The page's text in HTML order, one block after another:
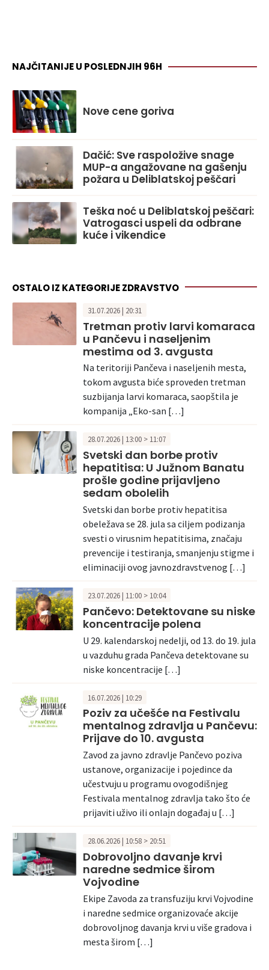
NAJČITANIJE U POSLEDNJIH 96H
Nove cene goriva
Dačić: Sve raspoložive snage
MUP-a angažovane na gašenju
požara u Deliblatskoj peščari
Teška noć u Deliblatskoj peščari:
Vatrogasci uspeli da odbrane
kuće i vikendice
OSTALO IZ KATEGORIJE ZDRAVSTVO
31.07.2026 | 20:31
Tretman protiv larvi komaraca
u Pančevu i naseljenim
mestima od 3. avgusta
Na teritoriji Pančeva i naseljenih mesta,
tokom avgusta biće sproveden tretman
suzbijanja larvi komaraca, saopštila je
kompanija „Eko-san […]
28.07.2026 | 13:00 > 11:07
Svetski dan borbe protiv
hepatitisa: U Južnom Banatu
prošle godine prijavljeno
sedam obolelih
Svetski dan borbe protiv hepatitisa
obeležava se 28. jula sa ciljem podizanja
svesti o virusnim hepatitisima, značaju
prevencije i testiranja, smanjenju stigme i
eliminaciji ovog javnozdravstvenog […]
23.07.2026 | 11:00 > 10:04
Pančevo: Detektovane su niske
koncentracije polena
U 29. kalendarskoj nedelji, od 13. do 19. jula
u vazduhu grada Pančeva detektovane su
niske koncentracije […]
16.07.2026 | 10:29
Poziv za učešće na Festivalu
mentalnog zdravlja u Pančevu:
Prijave do 10. avgusta
Zavod za javno zdravlje Pančevo poziva
ustanove, organizacije i pojedince da
učestvuju u programu ovogodišnjeg
Festivala mentalnog zdravlja tako što će
prijaviti uživo ili onlajn događaj u […]
28.06.2026 | 10:58 > 20:51
Dobrovoljno davanje krvi
naredne sedmice širom
Vojvodine
Ekipe Zavoda za transfuziju krvi Vojvodine
i naredne sedmice organizovaće akcije
dobrovoljnog davanja krvi u više gradova i
mesta širom […]